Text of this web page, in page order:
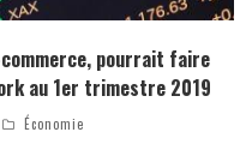
pourrait faire
au 1er trimestre 2019
Économie